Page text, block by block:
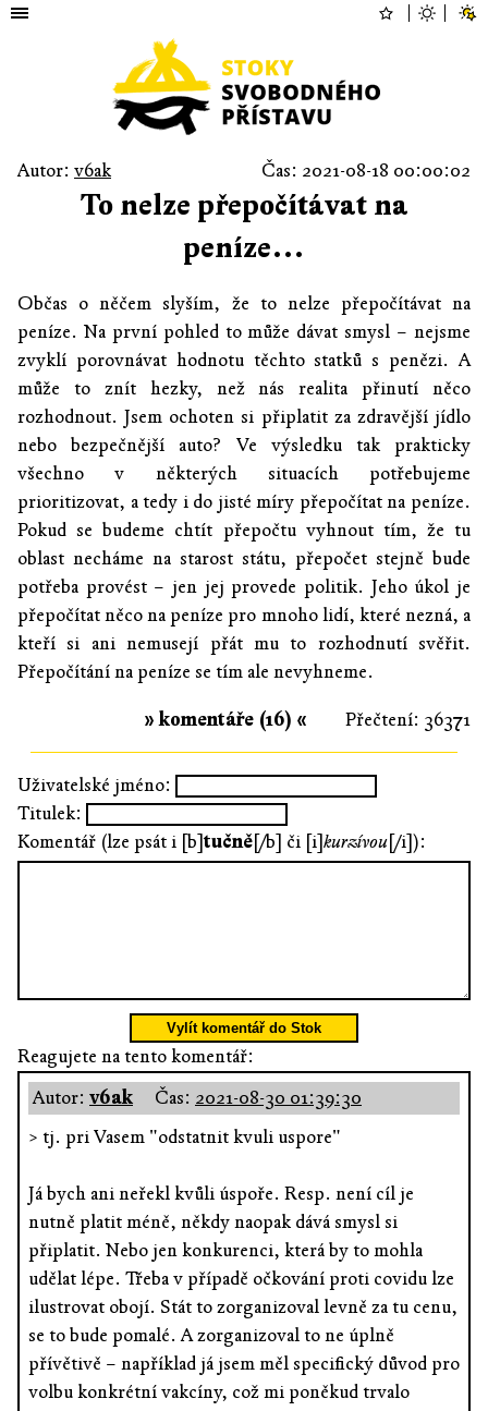
Autor: v6ak Čas: 2021-08-18 00:00:02
To nelze přepočítávat na
peníze…
Občas o něčem slyším, že to nelze přepočítávat na
peníze. Na první pohled to může dávat smysl – nejsme
zvyklí porovnávat hodnotu těchto statků s penězi. A
může to znít hezky, než nás realita přinutí něco
rozhodnout. Jsem ochoten si připlatit za zdravější jídlo
nebo bezpečnější auto? Ve výsledku tak prakticky
všechno v některých situacích potřebujeme
prioritizovat, a tedy i do jisté míry přepočítat na peníze.
Pokud se budeme chtít přepočtu vyhnout tím, že tu
oblast necháme na starost státu, přepočet stejně bude
potřeba provést – jen jej provede politik. Jeho úkol je
přepočítat něco na peníze pro mnoho lidí, které nezná, a
kteří si ani nemusejí přát mu to rozhodnutí svěřit.
Přepočítání na peníze se tím ale nevyhneme.
Přečtení: 36371
» komentáře (16) «
Uživatelské jméno:
Titulek:
Komentář (lze psát i [b]tučně[/b] či [i]kurzívou[/i]):
Vylít komentář do Stok
Reagujete na tento komentář:
Autor: v6ak Čas: 2021-08-30 01:39:30
> tj. pri Vasem "odstatnit kvuli uspore"
Já bych ani neřekl kvůli úspoře. Resp. není cíl je
nutně platit méně, někdy naopak dává smysl si
připlatit. Nebo jen konkurenci, která by to mohla
udělat lépe. Třeba v případě očkování proti covidu lze
ilustrovat obojí. Stát to zorganizoval levně za tu cenu,
se to bude pomalé. A zorganizoval to ne úplně
přívětivě – například já jsem měl specifický důvod pro
volbu konkrétní vakcíny, což mi poněkud trvalo